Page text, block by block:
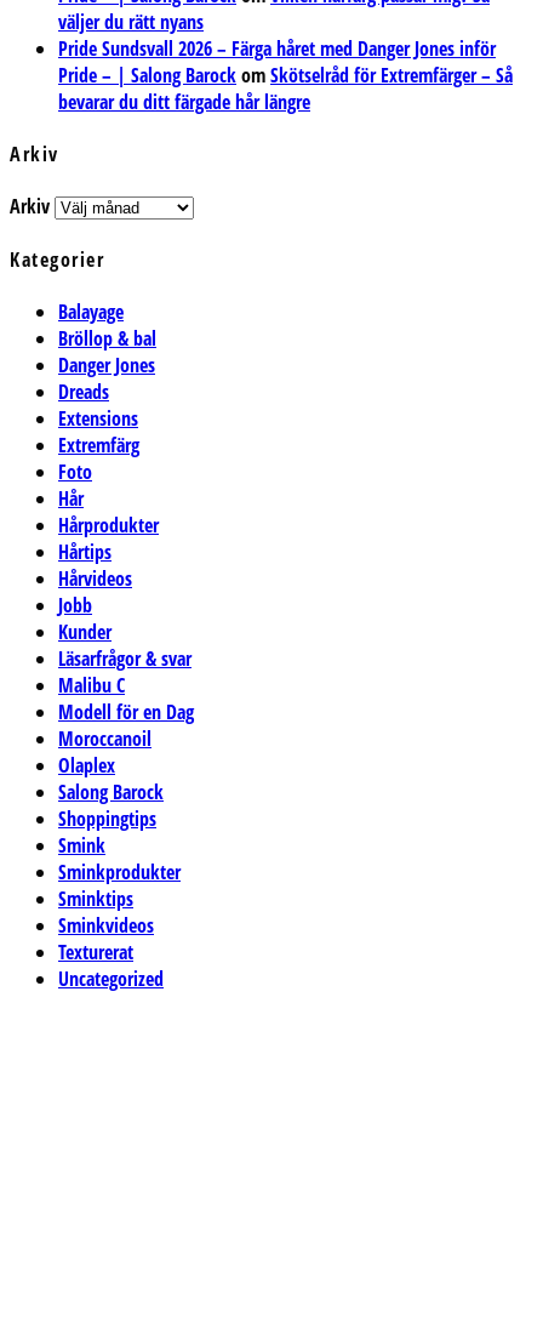
väljer du rätt nyans
Pride Sundsvall 2026 – Färga håret med Danger Jones inför
Pride – | Salong BarockomSkötselråd för Extremfärger – Så
bevarar du ditt färgade hår längre
Arkiv
Arkiv
Kategorier
Balayage
Bröllop & bal
Danger Jones
Dreads
Extensions
Extremfärg
Foto
Hår
Hårprodukter
Hårtips
Hårvideos
Jobb
Kunder
Läsarfrågor & svar
Malibu C
Modell för en Dag
Moroccanoil
Olaplex
Salong Barock
Shoppingtips
Smink
Sminkprodukter
Sminktips
Sminkvideos
Texturerat
Uncategorized